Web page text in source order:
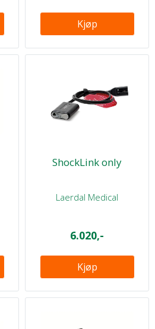
Kjøp
ShockLink only
Laerdal Medical
6.020,-
Kjøp